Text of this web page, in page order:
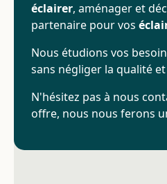
éclairer, aménager et
partenaire pour vos
Nous étudions vos
sans négliger la qualité
N'hésitez pas à nous
offre, nous nous ferons